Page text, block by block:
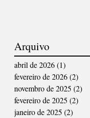
Arquivo
abril de 2026(1)
fevereiro de 2026(2)
novembro de 2025 (2)
fevereiro de 2025 (2)
janeiro de 2025 (2)